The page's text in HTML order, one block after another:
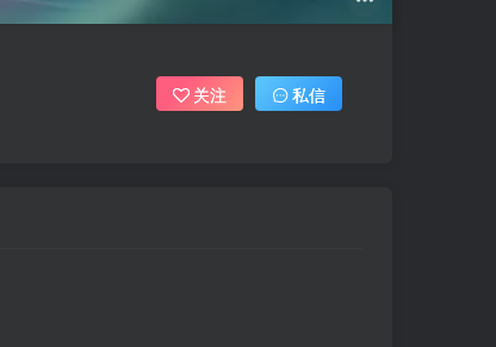
关注 私信